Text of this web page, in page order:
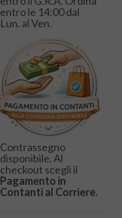
entro le 14:00 dal
Lun. al Ven.
Contrassegno
disponibile. Al
checkout scegli il
Pagamento in
Contanti al Corriere.